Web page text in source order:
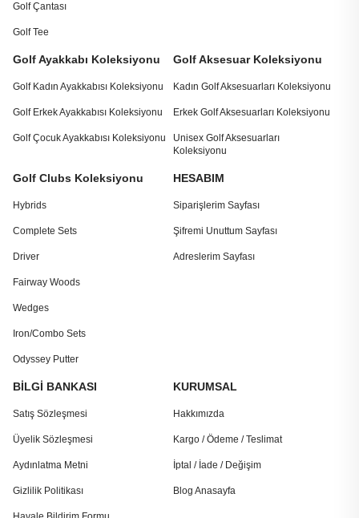
Golf Çantası
Golf Tee
Golf Ayakkabı Koleksiyonu
Golf Kadın Ayakkabısı Koleksiyonu
Golf Erkek Ayakkabısı Koleksiyonu
Golf Çocuk Ayakkabısı Koleksiyonu
Golf Aksesuar Koleksiyonu
Kadın Golf Aksesuarları Koleksiyonu
Erkek Golf Aksesuarları Koleksiyonu
Unisex Golf Aksesuarları
Koleksiyonu
Golf Clubs Koleksiyonu
Hybrids
Complete Sets
Driver
Fairway Woods
Wedges
Iron/Combo Sets
Odyssey Putter
HESABIM
Siparişlerim Sayfası
Şifremi Unuttum Sayfası
Adreslerim Sayfası
BİLGİ BANKASI
Satış Sözleşmesi
Üyelik Sözleşmesi
Aydınlatma Metni
Gizlilik Politikası
KURUMSAL
Hakkımızda
Kargo / Ödeme / Teslimat
İptal / İade / Değişim
Blog Anasayfa